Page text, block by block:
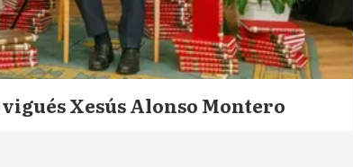
vigués Xesús Alonso Montero